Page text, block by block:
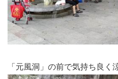
「元風洞」の前で気持ち良く